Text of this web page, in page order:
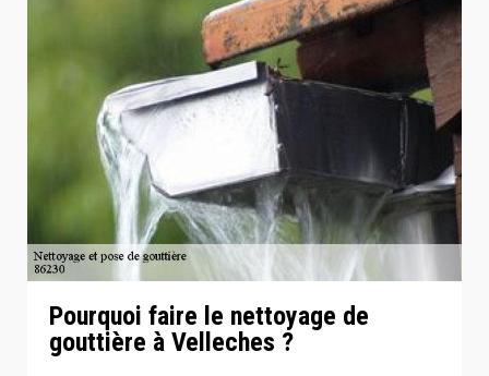
Pourquoi faire le nettoyage de
gouttière à Velleches ?